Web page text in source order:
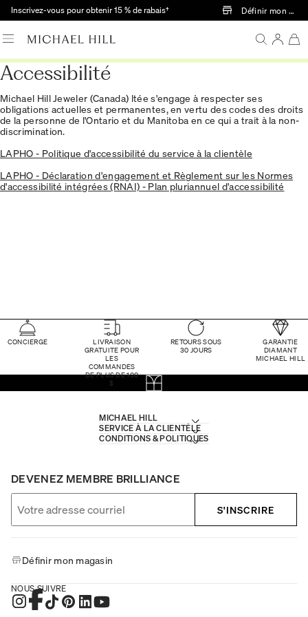
Passer au contenu principal
Inscrivez-vous pour obtenir 15 % de rabais† Définir mon
Accessibilité
Michael Hill Jeweler (Canada) ltée s'engage à respecter ses
obligations actuelles et permanentes, en vertu des codes des droits
de la personne de l'Ontario et du Manitoba en ce qui a trait à la non-
discrimination.
LAPHO - Politique d'accessibilité du service à la clientèle
LAPHO - Déclaration d'engagement et Règlement sur les Normes
d'accessibilité intégrées (RNAI) - Plan pluriannuel d'accessibilité
CONCIERGE
LIVRAISON
GRATUITE POUR
LES
COMMANDES
DE PLUS DE 100
$
RETOURS SOUS
30 JOURS
GARANTIE
DIAMANT
MICHAEL HILL
MICHAEL HILL
SERVICE À LA CLIENTÈLE
CONDITIONS & POLITIQUES
DEVENEZ MEMBRE BRILLIANCE
S'INSCRIRE
Définir mon magasin
NOUS SUIVRE